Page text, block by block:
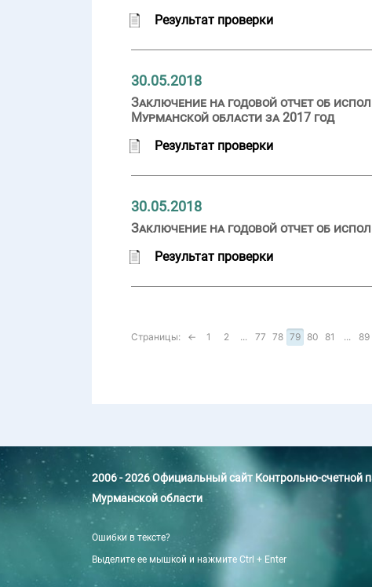
Результат проверки
30.05.2018
Заключение на годовой отчет об
Мурманской области за 2017 год
Результат проверки
30.05.2018
Заключение на годовой отчет об
Результат проверки
Страницы: ← 1 2 ... 77 78 79 80 81 ... 89
2006 - 2026 Официальный сайт Контрольно-счетной
Мурманской области
Ошибки в тексте?
Выделите ее мышкой и нажмите Ctrl + Enter